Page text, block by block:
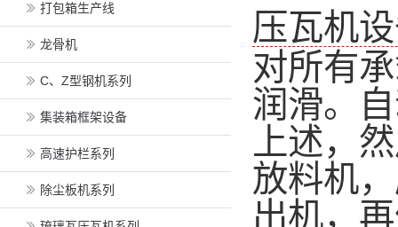
压瓦机
对所有
润滑。
上述，
放料机
出机，
打包箱生产线
龙骨机
C、Z型钢机系列
集装箱框架设备
高速护栏系列
除尘板机系列